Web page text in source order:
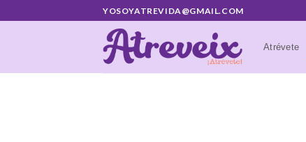
al
YOSOYATREVIDA@GMAIL.COM
Atrévete